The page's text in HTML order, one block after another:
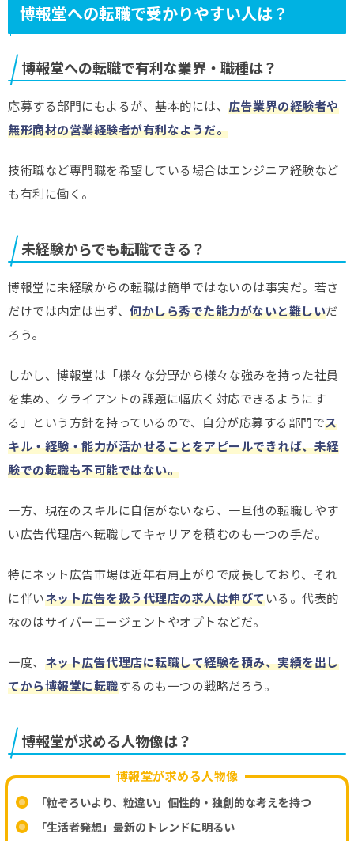
博報堂への転職で受かりやすい人は？
博報堂への転職で有利な業界・職種は？
応募する部門にもよるが、基本的には、 広告業界の経験者や
無形商材の営業経験者が有利なようだ。
技術職など専門職を希望している場合はエンジニア経験など
も有利に働く。
未経験からでも転職できる？
博報堂に未経験からの転職は簡単ではないのは事実だ。若さ
だけでは内定は出ず、 何かしら秀でた能力がないと難しいだ
ろう。
しかし、博報堂は「様々な分野から様々な強みを持った社員
を集め、クライアントの課題に幅広く対応できるようにす
る」という方針を持っているので、自分が応募する部門でス
キル・経験・能力が活かせることをアピールできれば、未経
験での転職も不可能ではない。
一方、現在のスキルに自信がないなら、一旦他の転職しやす
い広告代理店へ転職してキャリアを積むのも一つの手だ。
特にネット広告市場は近年右肩上がりで成長しており、それ
に伴いネット広告を扱う代理店の求人は伸びている。代表的
なのはサイバーエージェントやオプトなどだ。
一度、 ネット広告代理店に転職して経験を積み、実績を出し
てから博報堂に転職するのも一つの戦略だろう。
博報堂が求める人物像は？
博報堂が求める人物像
「粒ぞろいより、粒違い」個性的・独創的な考えを持つ
「生活者発想」最新のトレンドに明るい